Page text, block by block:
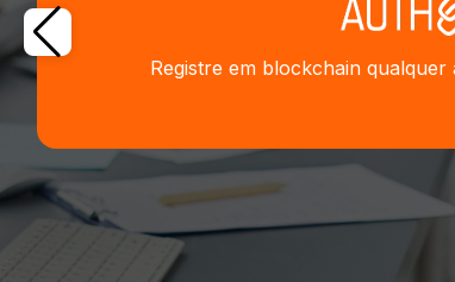
Registre em blockchain